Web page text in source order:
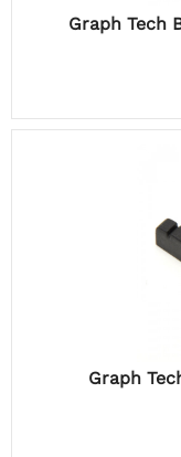
Graph Tech
Graph